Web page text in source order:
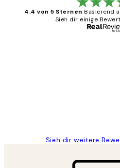
4.4 von 5 Sternen Basierend
Sieh dir einige
Sieh dir weitere